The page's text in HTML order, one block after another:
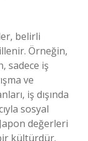
belirli
Örneğin,
sadece iş
ve
iş dışında
sosyal
değerleri
kültürdür.